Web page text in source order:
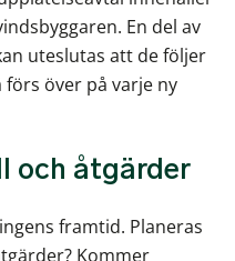
En del av
uteslutas att de följer
över på varje ny
och åtgärder
framtid. Planeras
Kommer